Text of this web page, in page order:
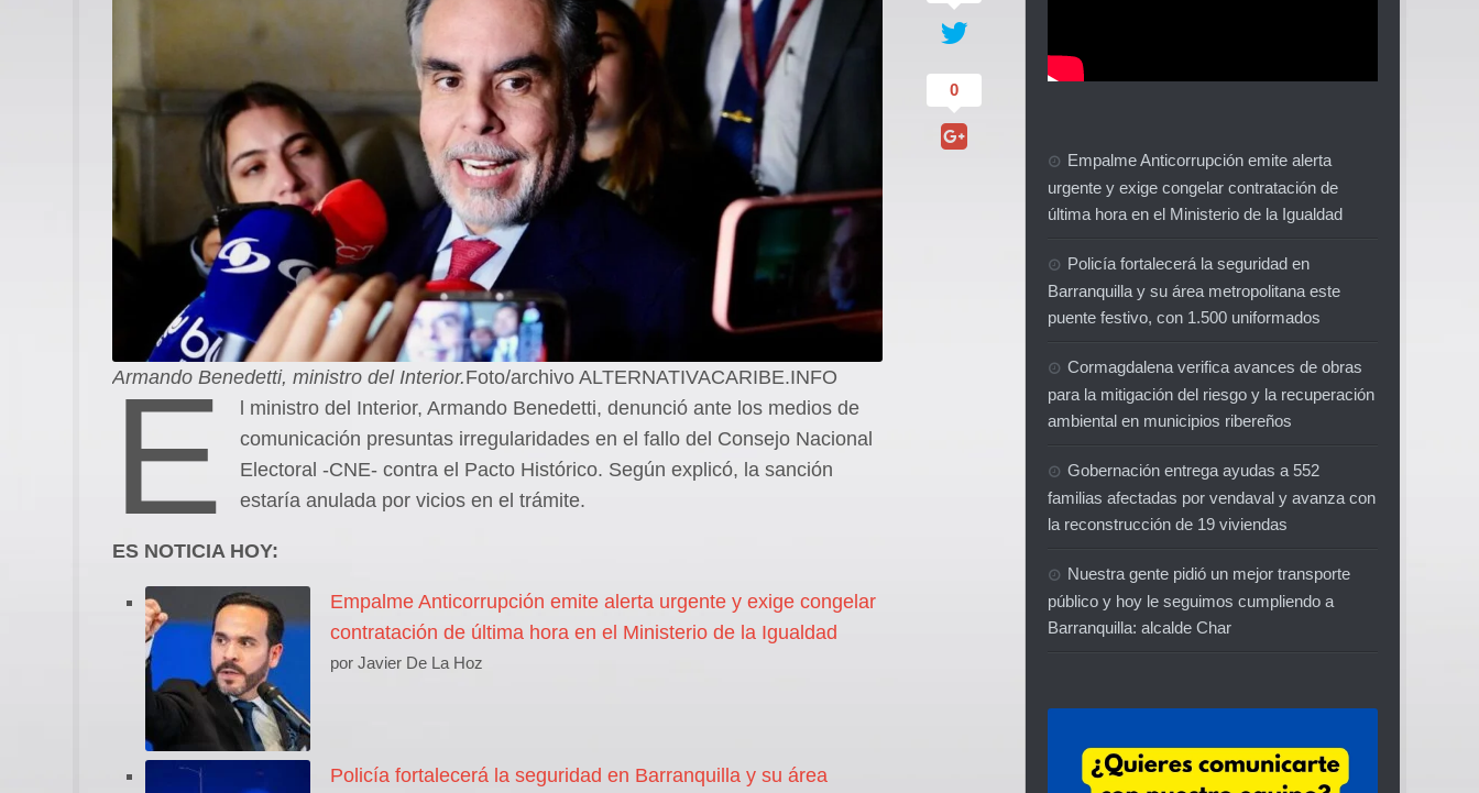
Armando Benedetti, ministro del Interior.Foto/archivo ALTERNATIVACARIBE.INFO
E
l ministro del Interior, Armando Benedetti, denunció ante los medios de
comunicación presuntas irregularidades en el fallo del Consejo Nacional
Electoral -CNE- contra el Pacto Histórico. Según explicó, la sanción
estaría anulada por vicios en el trámite.
ES NOTICIA HOY:
Empalme Anticorrupción emite alerta urgente y exige congelar
contratación de última hora en el Ministerio de la Igualdad
por Javier De La Hoz
Policía fortalecerá la seguridad en Barranquilla y su área
0
Empalme Anticorrupción emite alerta
urgente y exige congelar contratación de
última hora en el Ministerio de la Igualdad
Policía fortalecerá la seguridad en
Barranquilla y su área metropolitana este
puente festivo, con 1.500 uniformados
Cormagdalena verifica avances de obras
para la mitigación del riesgo y la recuperación
ambiental en municipios ribereños
Gobernación entrega ayudas a 552
familias afectadas por vendaval y avanza con
la reconstrucción de 19 viviendas
Nuestra gente pidió un mejor transporte
público y hoy le seguimos cumpliendo a
Barranquilla: alcalde Char